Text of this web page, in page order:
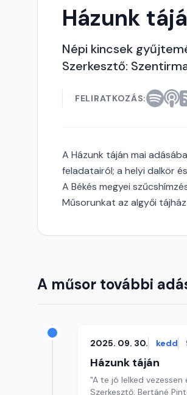
Házunk
Népi kincsek
Szerkesztő:
FELIRATKOZÁS:
A Házunk táján mai
feladatairól; a helyi dalkör
A Békés megyei
Műsorunkat az algyői
A műsor további
2025. 09. 30. kedd
Házunk táján
"A te jó lelked
Szerkesztő: Bertáné